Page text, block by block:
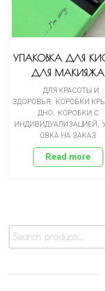
УПАКОВКА ДЛЯ
ДЛЯ МАКИЯЖА
ДЛЯ КРАСОТЫ И
ЗДОРОВЬЯ, КОРОБКИ
ДНО, КОРОБКИ С
ИНДИВИДУАЛИЗАЦИЕЙ ,
ОВКА НА ЗАКАЗ
Read more